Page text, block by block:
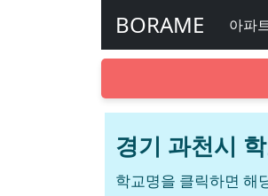
BORAME 아파
경기 과천시
학교명을 클릭하면 해